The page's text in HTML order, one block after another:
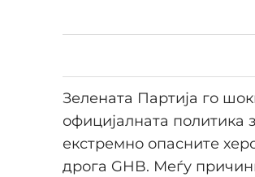
Зелената Партија го
официјалната политика
екстремно опасните
дрога GHB. Меѓу